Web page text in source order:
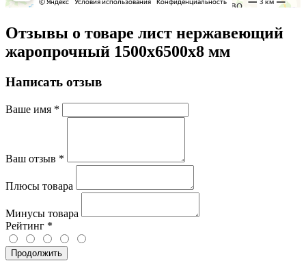
Отзывы о товаре лист нержавеющий
жаропрочный 1500х6500х8 мм
Написать отзыв
Ваше имя *
Ваш отзыв *
Плюсы товара
Минусы товара
Рейтинг *
Продолжить